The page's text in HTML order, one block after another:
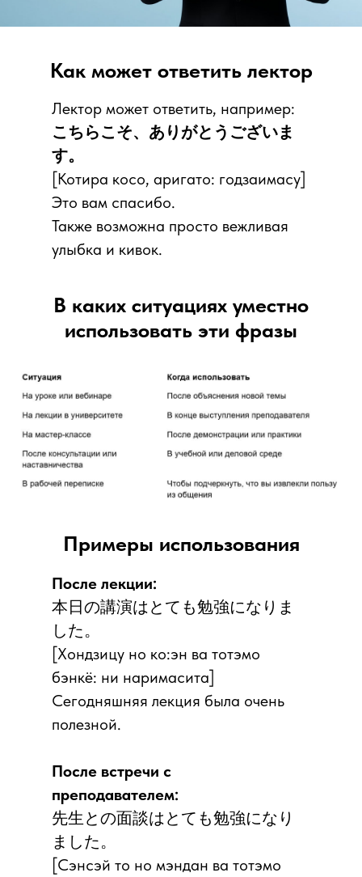
Как может ответить лектор
Лектор может ответить, например:
こちらこそ、ありがとうございま
す。
[Котира косо, аригато: годзаимасу]
Это вам спасибо.
Также возможна просто вежливая
улыбка и кивок.
В каких ситуациях уместно
использовать эти фразы
Примеры использования
После лекции:
本日の講演はとても勉強になりま
した。
[Хондзицу но ко:эн ва тотэмо
бэнкё: ни наримасита]
Сегодняшняя лекция была очень
полезной.
После встречи с
преподавателем:
先生との面談はとても勉強になり
ました。
[Сэнсэй то но мэндан ва тотэмо